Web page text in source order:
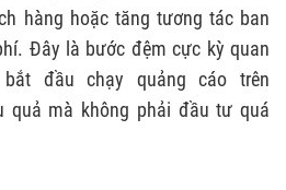
hàng hoặc tăng tương tác ban
Đây là bước đệm cực kỳ quan
đầu chạy quảng cáo trên
quả mà không phải đầu tư quá